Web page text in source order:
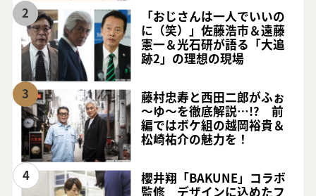
2
「おじさんは一人でいいの
に（笑）」佐藤浩市＆遠藤
憲一＆光石研が語る「大追
跡2」の理想の現場
3
藤村忠寿と西田二郎がふぉ
～ゆ～を徹底解説…!? 前
編ではボケ組の越岡裕貴＆
松崎祐介の魅力を！
4
櫻井翔「BAKUNE」コラボ
監修 デザインに込めたフ